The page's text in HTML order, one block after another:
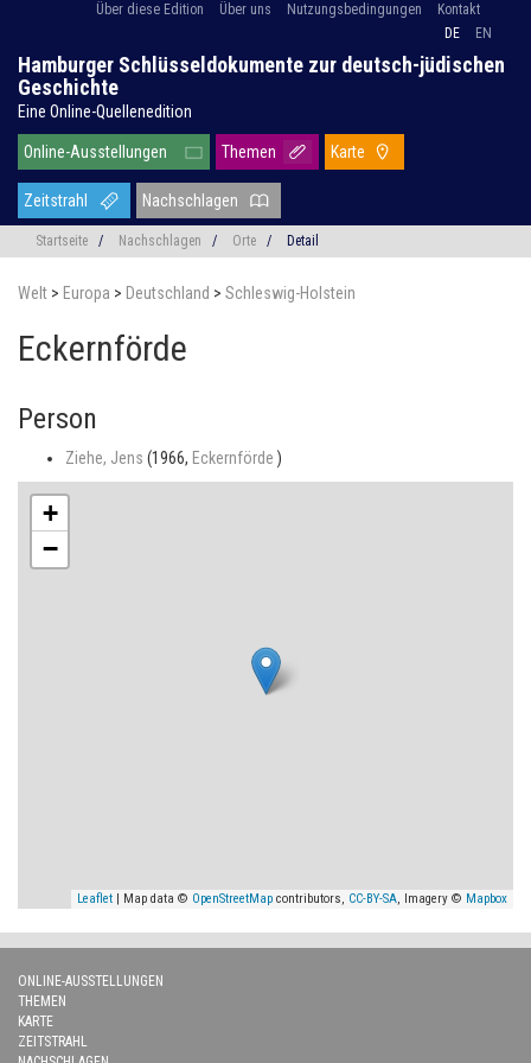
Über diese Edition Über uns Nutzungsbedingungen
Kontakt
DE
EN
Hamburger Schlüsseldokumente zur deutsch-jüdischen
Geschichte
Eine Online-Quellenedition
Online-Ausstellungen Themen Karte
Zeitstrahl Nachschlagen
Startseite / Nachschlagen / Orte / Detail
Welt > Europa > Deutschland > Schleswig-Holstein
Eckernförde
Person
Ziehe, Jens (1966, Eckernförde )
+
−
Leaflet | Map data © OpenStreetMap contributors, CC-BY-SA, Imagery © Mapbox
ONLINE-AUSSTELLUNGEN
THEMEN
KARTE
ZEITSTRAHL